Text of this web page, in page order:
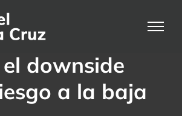
el downside
a la baja